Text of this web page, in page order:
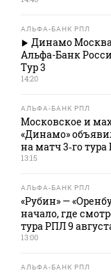
АЛЬФА-БАНК РПЛ
Динамо
Альфа-Банк
Тур 3
14:20
АЛЬФА-БАНК РПЛ
Московское и
«Динамо»
на матч 3‑го
13:15
АЛЬФА-БАНК РПЛ
«Рубин» —
начало, где
тура РПЛ 9
13:00
АЛЬФА-БАНК РПЛ